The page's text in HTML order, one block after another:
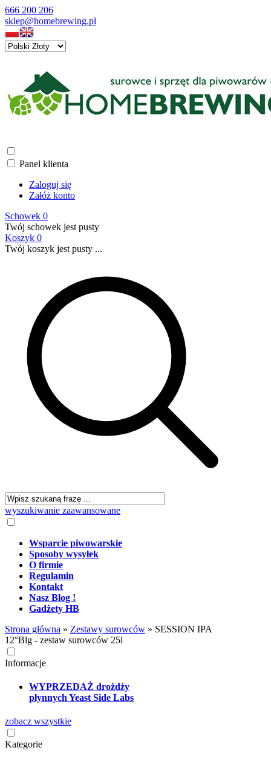
666 200 206
sklep@homebrewing.pl
Panel klienta
Zaloguj się
Załóż konto
Schowek 0
Twój schowek jest pusty
Koszyk 0
Twój koszyk jest pusty ...
wyszukiwanie zaawansowane
Wsparcie piwowarskie
Sposoby wysyłek
O firmie
Regulamin
Kontakt
Nasz Blog !
Gadżety HB
Strona główna » Zestawy surowców » SESSION IPA
12°Blg - zestaw surowców 25l
Informacje
WYPRZEDAŻ drożdży
płynnych Yeast Side Labs
zobacz wszystkie
Kategorie